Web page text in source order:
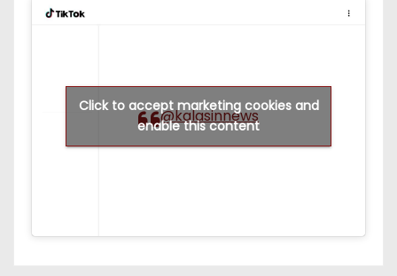
@kalasinnews
Click to accept marketing cookies and
enable this content